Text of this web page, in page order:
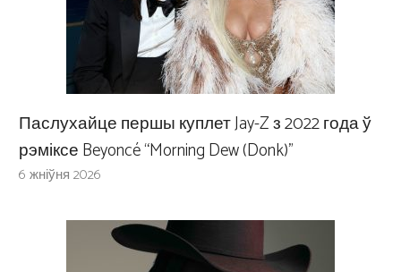
Паслухайце першы куплет Jay-Z з 2022 года ў
рэміксе Beyoncé “Morning Dew (Donk)”
6 жніўня 2026